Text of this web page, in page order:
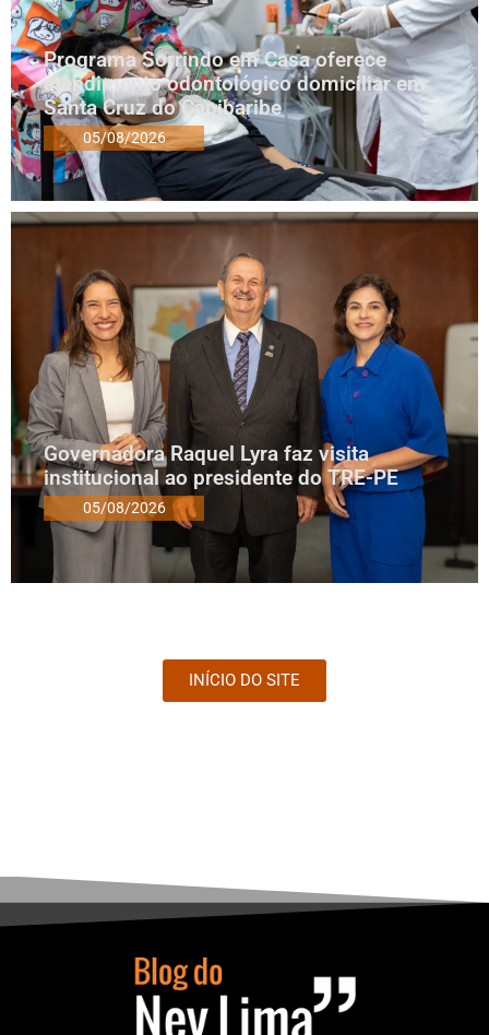
Programa Sorrindo em Casa oferece
atendimento odontológico domiciliar em
Santa Cruz do Capibaribe
05/08/2026
Governadora Raquel Lyra faz visita
institucional ao presidente do TRE-PE
05/08/2026
INÍCIO DO SITE